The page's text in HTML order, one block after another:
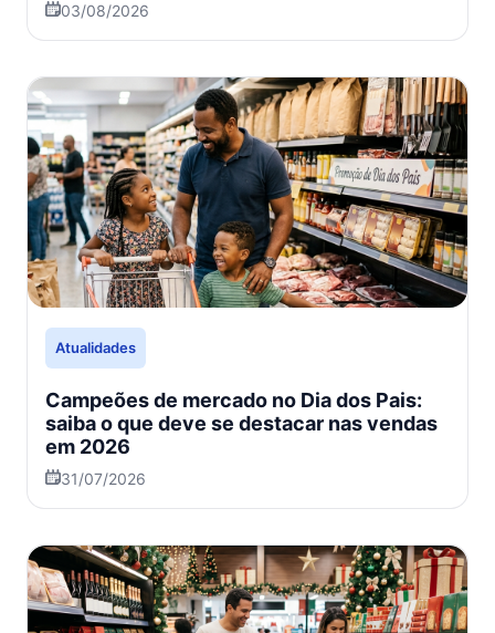
03/08/2026
Atualidades
Campeões de mercado no Dia dos Pais:
saiba o que deve se destacar nas vendas
em 2026
31/07/2026